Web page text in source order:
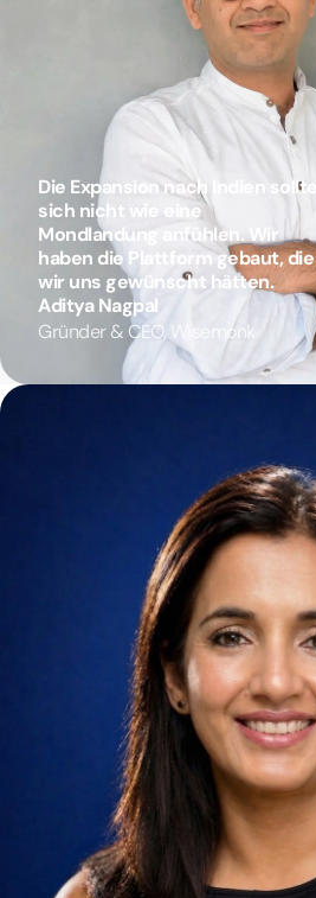
Die Expansion nach n en so llte
sich nicht w e e ne
Mondlandung nfü hlen.Wir
haben die P t fo rmgebaut,die
wir uns gewü nscht hätten.
Aditya Nagpal
Gründer & CEO, Wisemonk